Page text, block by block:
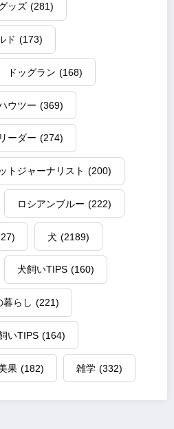
ッズ (281)
ド (173)
ドッグラン (168)
ウツー (369)
ーダー (274)
トジャーナリスト (200)
ロシアンブルー (222)
犬 (2189)
犬飼いTIPS (160)
暮らし (221)
いTIPS (164)
果 (182) 雑学 (332)